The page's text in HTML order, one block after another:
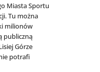
Miasta Sportu
Tu można
milionów
publiczną
Górze
potrafi